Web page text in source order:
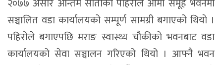
२०७७ असार अन्तिम साताको पहिरोले आमा समूह भवनमा
सञ्चालित वडा कार्यालयको सम्पूर्ण सामग्री बगाएको थियो ।
पहिरोले बगाएपछि मराङ स्वास्थ्य चौकीको भवनबाट वडा
कार्यालयको सेवा सञ्चालन गरिएको थियो । आफ्नै भवन